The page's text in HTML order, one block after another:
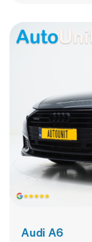
Audi A6